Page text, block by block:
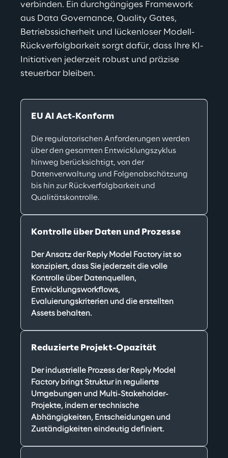
verbinden. Ein durchgängiges Framework
aus Data Governance, Quality Gates,
Betriebssicherheit und lückenloser Modell-
Rückverfolgbarkeit sorgt dafür, dass Ihre KI-
Initiativen jederzeit robust und präzise
steuerbar bleiben.
Reduzierte Projekt-Opazität
Der industrielle Prozess der Reply Model
Factory bringt Struktur in regulierte
Umgebungen und Multi-Stakeholder-
Projekte, indem er technische
Abhängigkeiten, Entscheidungen und
Zuständigkeiten eindeutig definiert.
EU AI Act-Konform
Die regulatorischen Anforderungen werden
über den gesamten Entwicklungszyklus
hinweg berücksichtigt, von der
Datenverwaltung und Folgenabschätzung
bis hin zur Rückverfolgbarkeit und
Qualitätskontrolle.
Kontrolle über Daten und Prozesse
Der Ansatz der Reply Model Factory ist so
konzipiert, dass Sie jederzeit die volle
Kontrolle über Datenquellen,
Entwicklungsworkflows,
Evaluierungskriterien und die erstellten
Assets behalten.